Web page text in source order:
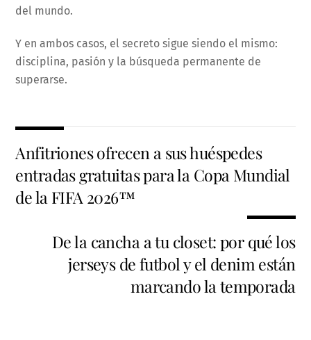
del mundo.
Y en ambos casos, el secreto sigue siendo el mismo:
disciplina, pasión y la búsqueda permanente de
superarse.
Anfitriones ofrecen a sus huéspedes
entradas gratuitas para la Copa Mundial
de la FIFA 2026™
De la cancha a tu closet: por qué los
jerseys de futbol y el denim están
marcando la temporada